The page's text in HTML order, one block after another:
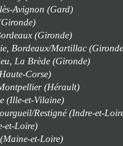
Avignon (Gard)
(Gironde)
Bordeaux/Martillac
La Brède (Gironde)
Corse)
(Hérault)
(Ille-et-Vilaine)
Restigné (Indre-et-
et-Loire)
et-Loire)